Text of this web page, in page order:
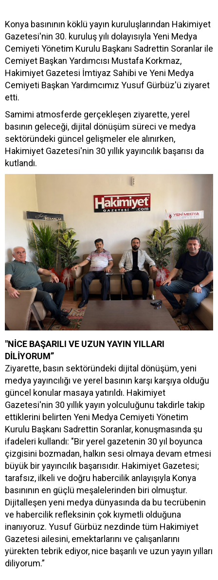
Konya basınının köklü yayın kuruluşlarından Hakimiyet
Gazetesi'nin 30. kuruluş yılı dolayısıyla Yeni Medya
Cemiyeti Yönetim Kurulu Başkanı Sadrettin Soranlar ile
Cemiyet Başkan Yardımcısı Mustafa Korkmaz,
Hakimiyet Gazetesi İmtiyaz Sahibi ve Yeni Medya
Cemiyeti Başkan Yardımcımız Yusuf Gürbüz'ü ziyaret
etti.
Samimi atmosferde gerçekleşen ziyarette, yerel
basının geleceği, dijital dönüşüm süreci ve medya
sektöründeki güncel gelişmeler ele alınırken,
Hakimiyet Gazetesi'nin 30 yıllık yayıncılık başarısı da
kutlandı.
"NİCE BAŞARILI VE UZUN YAYIN YILLARI
DİLİYORUM”
Ziyarette, basın sektöründeki dijital dönüşüm, yeni
medya yayıncılığı ve yerel basının karşı karşıya olduğu
güncel konular masaya yatırıldı. Hakimiyet
Gazetesi'nin 30 yıllık yayın yolculuğunu takdirle takip
ettiklerini belirten Yeni Medya Cemiyeti Yönetim
Kurulu Başkanı Sadrettin Soranlar, konuşmasında şu
ifadeleri kullandı: "Bir yerel gazetenin 30 yıl boyunca
çizgisini bozmadan, halkın sesi olmaya devam etmesi
büyük bir yayıncılık başarısıdır. Hakimiyet Gazetesi;
tarafsız, ilkeli ve doğru habercilik anlayışıyla Konya
basınının en güçlü meşalelerinden biri olmuştur.
Dijitalleşen yeni medya dünyasında da bu tecrübenin
ve habercilik refleksinin çok kıymetli olduğuna
inanıyoruz. Yusuf Gürbüz nezdinde tüm Hakimiyet
Gazetesi ailesini, emektarlarını ve çalışanlarını
yürekten tebrik ediyor, nice başarılı ve uzun yayın yılları
diliyorum.”